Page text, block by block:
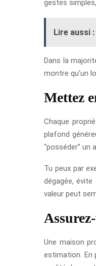
gestes
Lire aussi :
Dans la
montre qu’un
Mettez
Chaque
plafond
“posséder” un
Tu peux par
dégagée,
valeur peut
Une maison
estimation. En